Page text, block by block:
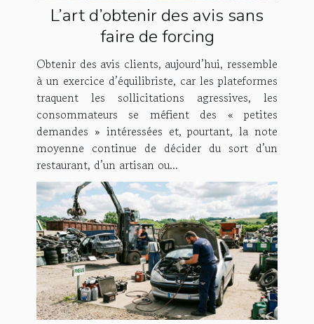
L’art d’obtenir des avis sans
faire de forcing
Obtenir des avis clients, aujourd’hui, ressemble
à un exercice d’équilibriste, car les plateformes
traquent les sollicitations agressives, les
consommateurs se méfient des « petites
demandes » intéressées et, pourtant, la note
moyenne continue de décider du sort d’un
restaurant, d’un artisan ou...